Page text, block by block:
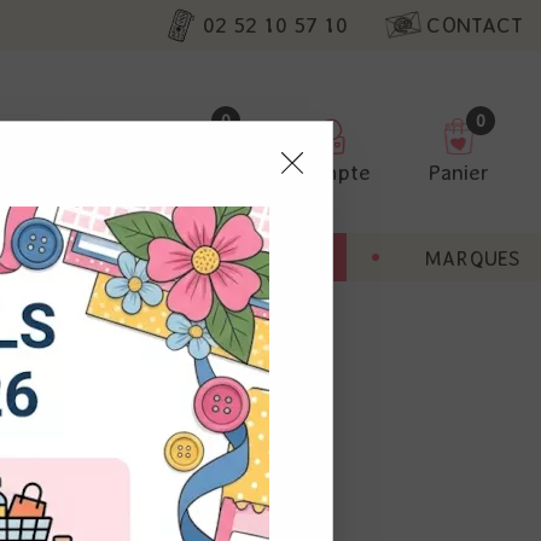
02 52 10 57 10 CONTACT
0
Compte
0
Panier
BONNES AFFAIRES MARQUES
nos
non
Vous
à droite